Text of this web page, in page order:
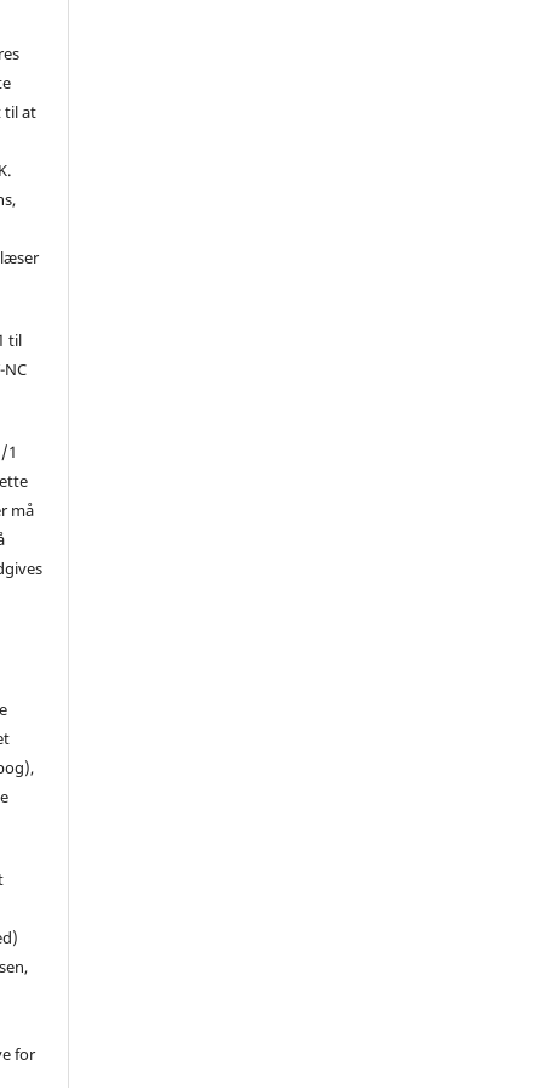
til at
til
NC
1
må
for